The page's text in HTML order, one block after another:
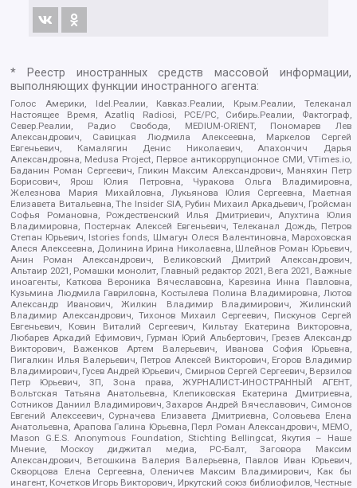
* Реестр иностранных средств массовой информации,
выполняющих функции иностранного агента:
Голос Америки, Idel.Реалии, Кавказ.Реалии, Крым.Реалии, Телеканал
Настоящее Время, Azatliq Radiosi, PCE/PC, Сибирь.Реалии, Фактограф,
Север.Реалии, Радио Свобода, MEDIUM-ORIENT, Пономарев Лев
Александрович, Савицкая Людмила Алексеевна, Маркелов Сергей
Евгеньевич, Камалягин Денис Николаевич, Апахончич Дарья
Александровна, Medusa Project, Первое антикоррупционное СМИ, VTimes.io,
Баданин Роман Сергеевич, Гликин Максим Александрович, Маняхин Петр
Борисович, Ярош Юлия Петровна, Чуракова Ольга Владимировна,
Железнова Мария Михайловна, Лукьянова Юлия Сергеевна, Маетная
Елизавета Витальевна, The Insider SIA, Рубин Михаил Аркадьевич, Гройсман
Софья Романовна, Рождественский Илья Дмитриевич, Апухтина Юлия
Владимировна, Постернак Алексей Евгеньевич, Телеканал Дождь, Петров
Степан Юрьевич, Istories fonds, Шмагун Олеся Валентиновна, Мароховская
Алеся Алексеевна, Долинина Ирина Николаевна, Шлейнов Роман Юрьевич,
Анин Роман Александрович, Великовский Дмитрий Александрович,
Альтаир 2021, Ромашки монолит, Главный редактор 2021, Вега 2021, Важные
иноагенты, Каткова Вероника Вячеславовна, Карезина Инна Павловна,
Кузьмина Людмила Гавриловна, Костылева Полина Владимировна, Лютов
Александр Иванович, Жилкин Владимир Владимирович, Жилинский
Владимир Александрович, Тихонов Михаил Сергеевич, Пискунов Сергей
Евгеньевич, Ковин Виталий Сергеевич, Кильтау Екатерина Викторовна,
Любарев Аркадий Ефимович, Гурман Юрий Альбертович, Грезев Александр
Викторович, Важенков Артем Валерьевич, Иванова София Юрьевна,
Пигалкин Илья Валерьевич, Петров Алексей Викторович, Егоров Владимир
Владимирович, Гусев Андрей Юрьевич, Смирнов Сергей Сергеевич, Верзилов
Петр Юрьевич, ЗП, Зона права, ЖУРНАЛИСТ-ИНОСТРАННЫЙ АГЕНТ,
Вольтская Татьяна Анатольевна, Клепиковская Екатерина Дмитриевна,
Сотников Даниил Владимирович, Захаров Андрей Вячеславович, Симонов
Евгений Алексеевич, Сурначева Елизавета Дмитриевна, Соловьева Елена
Анатольевна, Арапова Галина Юрьевна, Перл Роман Александрович, МЕМО,
Mason G.E.S. Anonymous Foundation, Stichting Bellingcat, Якутия – Наше
Мнение, Москоу диджитал медиа, РС-Балт, Заговора Максим
Александрович, Ветошкина Валерия Валерьевна, Павлов Иван Юрьевич,
Скворцова Елена Сергеевна, Оленичев Максим Владимирович, Как бы
инагент, Кочетков Игорь Викторович, Иркутский союз библиофилов, Честные